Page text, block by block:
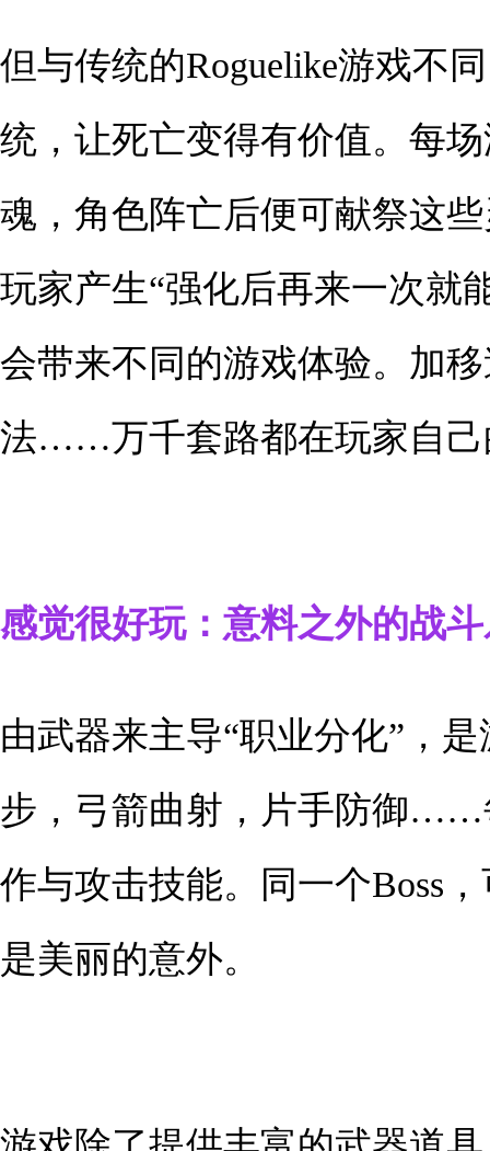
但与传统的Roguelike游戏不
统，让死亡变得有价值。每
魂，角色阵亡后便可献祭这
玩家产生“强化后再来一次就
会带来不同的游戏体验。加
法……万千套路都在玩家自己
感觉很好玩：意料之外的战
由武器来主导“职业分化”，
步，弓箭曲射，片手防御……
作与攻击技能。同一个Boss
是美丽的意外。